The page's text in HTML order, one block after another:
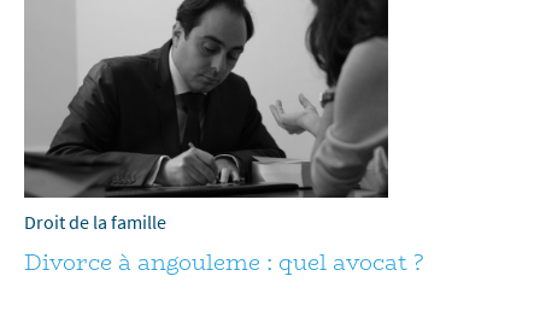
Droit de la famille
Divorce à angouleme : quel avocat ?